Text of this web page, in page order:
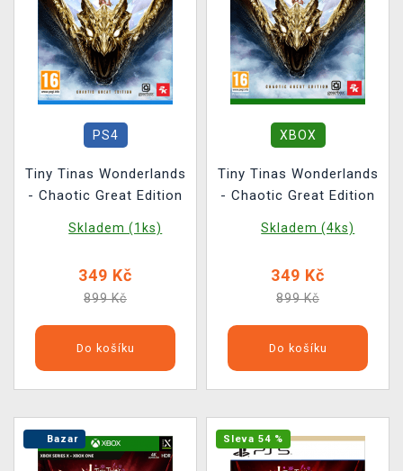
PS4
Tiny Tinas Wonderlands
- Chaotic Great Edition
Skladem (1ks)
349 Kč
899 Kč
Do košíku
XBOX
Tiny Tinas Wonderlands
- Chaotic Great Edition
Skladem (4ks)
349 Kč
899 Kč
Do košíku
Bazar Sleva 54 %